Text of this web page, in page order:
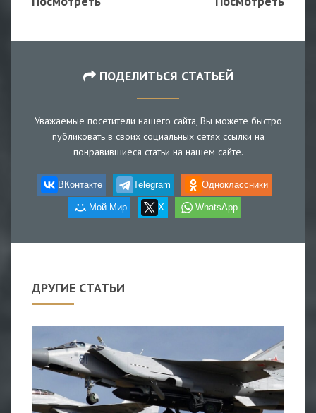
ПОДЕЛИТЬСЯ СТАТЬЕЙ
Уважаемые посетители нашего сайта, Вы можете быстро
публиковать в своих социальных сетях ссылки на
понравившиеся статьи на нашем сайте.
ВКонтакте Telegram Одноклассники
Мой Мир X WhatsApp
ДРУГИЕ СТАТЬИ